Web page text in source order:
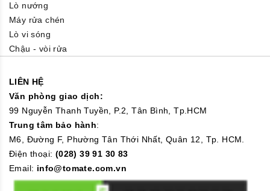
Lò nướng
Máy rửa chén
Lò vi sóng
Chậu - vòi rửa
LIÊN HỆ
Văn phòng giao dịch:
99 Nguyễn Thanh Tuyền, P.2, Tân Bình, Tp.HCM
Trung tâm bảo hành:
M6, Đường F, Phường Tân Thới Nhất, Quân 12, Tp. HCM.
Điện thoại: (028) 39 91 30 83
Email: info@tomate.com.vn